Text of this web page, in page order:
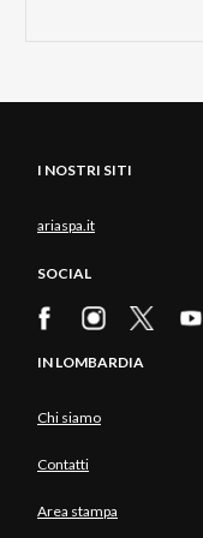
I NOSTRI SITI
ariaspa.it
SOCIAL
IN LOMBARDIA
Chi siamo
Contatti
Area stampa